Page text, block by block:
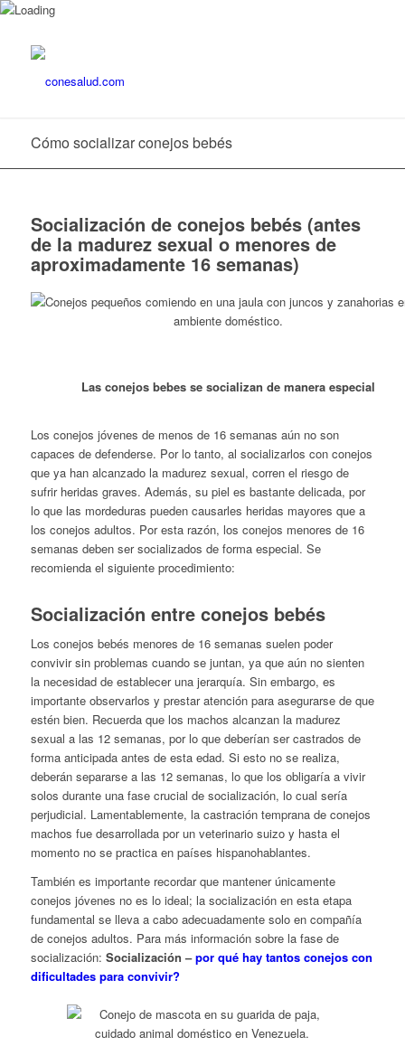
Cómo socializar conejos bebés
Socialización de conejos bebés (antes
de la madurez sexual o menores de
aproximadamente 16 semanas)
Las conejos bebes se socializan de manera especial
Los conejos jóvenes de menos de 16 semanas aún no son
capaces de defenderse. Por lo tanto, al socializarlos con conejos
que ya han alcanzado la madurez sexual, corren el riesgo de
sufrir heridas graves. Además, su piel es bastante delicada, por
lo que las mordeduras pueden causarles heridas mayores que a
los conejos adultos. Por esta razón, los conejos menores de 16
semanas deben ser socializados de forma especial. Se
recomienda el siguiente procedimiento:
Socialización entre conejos bebés
Los conejos bebés menores de 16 semanas suelen poder
convivir sin problemas cuando se juntan, ya que aún no sienten
la necesidad de establecer una jerarquía. Sin embargo, es
importante observarlos y prestar atención para asegurarse de que
estén bien. Recuerda que los machos alcanzan la madurez
sexual a las 12 semanas, por lo que deberían ser castrados de
forma anticipada antes de esta edad. Si esto no se realiza,
deberán separarse a las 12 semanas, lo que los obligaría a vivir
solos durante una fase crucial de socialización, lo cual sería
perjudicial. Lamentablemente, la castración temprana de conejos
machos fue desarrollada por un veterinario suizo y hasta el
momento no se practica en países hispanohablantes.
También es importante recordar que mantener únicamente
conejos jóvenes no es lo ideal; la socialización en esta etapa
fundamental se lleva a cabo adecuadamente solo en compañía
de conejos adultos. Para más información sobre la fase de
socialización: Socialización –por qué hay tantos conejos con
dificultades para convivir?